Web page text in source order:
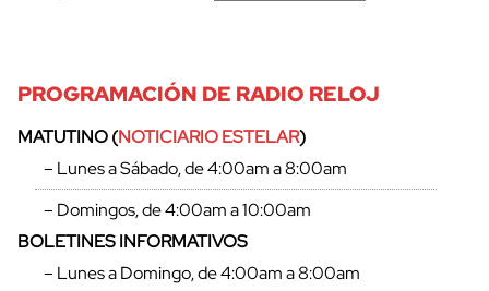
PROGRAMACIÓN DE RADIO RELOJ
MATUTINO (NOTICIARIO ESTELAR)
– Lunes a Sábado, de 4:00am a 8:00am
– Domingos, de 4:00am a 10:00am
BOLETINES INFORMATIVOS
– Lunes a Domingo, de 4:00am a 8:00am